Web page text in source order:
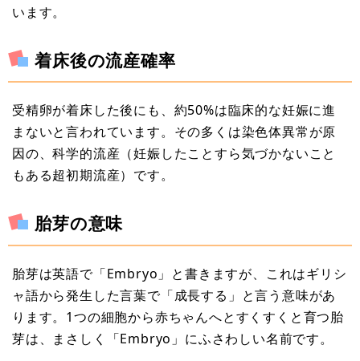
います。
着床後の流産確率
受精卵が着床した後にも、約50%は臨床的な妊娠に進
まないと言われています。その多くは染色体異常が原
因の、科学的流産（妊娠したことすら気づかないこと
もある超初期流産）です。
胎芽の意味
胎芽は英語で「Embryo」と書きますが、これはギリシ
ャ語から発生した言葉で「成長する」と言う意味があ
ります。1つの細胞から赤ちゃんへとすくすくと育つ胎
芽は、まさしく「Embryo」にふさわしい名前です。